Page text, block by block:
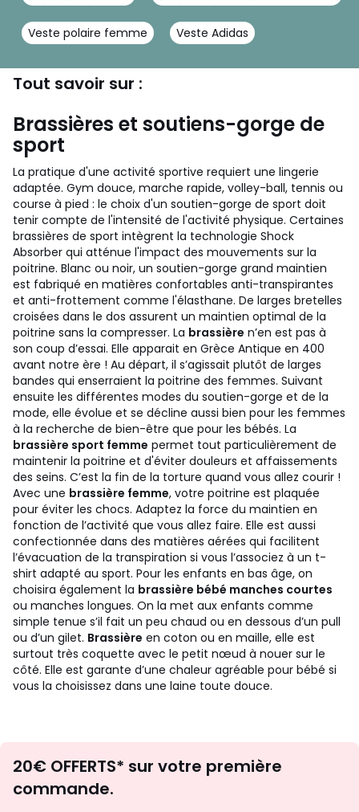
Veste polaire femme Veste Adidas
Tout savoir sur :
Brassières et soutiens-gorge de
sport
La pratique d'une activité sportive requiert une lingerie
adaptée. Gym douce, marche rapide, volley-ball, tennis ou
course à pied : le choix d'un soutien-gorge de sport doit
tenir compte de l'intensité de l'activité physique. Certaines
brassières de sport intègrent la technologie Shock
Absorber qui atténue l'impact des mouvements sur la
poitrine. Blanc ou noir, un soutien-gorge grand maintien
est fabriqué en matières confortables anti-transpirantes
et anti-frottement comme l'élasthane. De larges bretelles
croisées dans le dos assurent un maintien optimal de la
poitrine sans la compresser. La brassière n’en est pas à
son coup d’essai. Elle apparait en Grèce Antique en 400
avant notre ère ! Au départ, il s’agissait plutôt de larges
bandes qui enserraient la poitrine des femmes. Suivant
ensuite les différentes modes du soutien-gorge et de la
mode, elle évolue et se décline aussi bien pour les femmes
à la recherche de bien-être que pour les bébés. La
brassière sport femme permet tout particulièrement de
maintenir la poitrine et d'éviter douleurs et affaissements
des seins. C’est la fin de la torture quand vous allez courir !
Avec une brassière femme, votre poitrine est plaquée
pour éviter les chocs. Adaptez la force du maintien en
fonction de l’activité que vous allez faire. Elle est aussi
confectionnée dans des matières aérées qui facilitent
l’évacuation de la transpiration si vous l’associez à un t-
shirt adapté au sport. Pour les enfants en bas âge, on
choisira également la brassière bébé manches courtes
ou manches longues. On la met aux enfants comme
simple tenue s’il fait un peu chaud ou en dessous d’un pull
ou d’un gilet. Brassière en coton ou en maille, elle est
surtout très coquette avec le petit nœud à nouer sur le
côté. Elle est garante d’une chaleur agréable pour bébé si
vous la choisissez dans une laine toute douce.
d'inspirations
20€ OFFERTS* sur votre première
commande.